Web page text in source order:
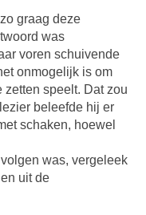
graag deze
was
voren schuivende
onmogelijk is om
zetten speelt. Dat zou
beleefde hij er
schaken, hoewel
was, vergeleek
uit de